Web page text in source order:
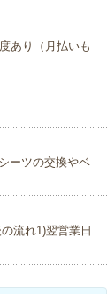
あり（月払いも
ーツの交換やベ
流れ1)翌営業日